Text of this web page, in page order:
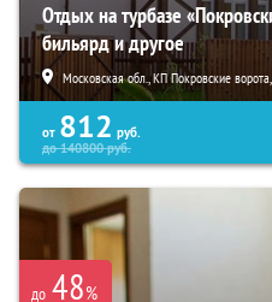
Отдых на турбазе
бильярд и другое
Московская обл., КП Покровские
от 812 руб.
до140800руб.
до 48%